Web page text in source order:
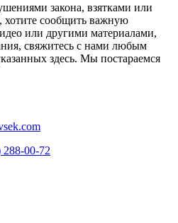
закона, взятками или
хотите сообщить важную
или другими материалами,
свяжитесь с нами любым
здесь. Мы постараемся
288-00-72